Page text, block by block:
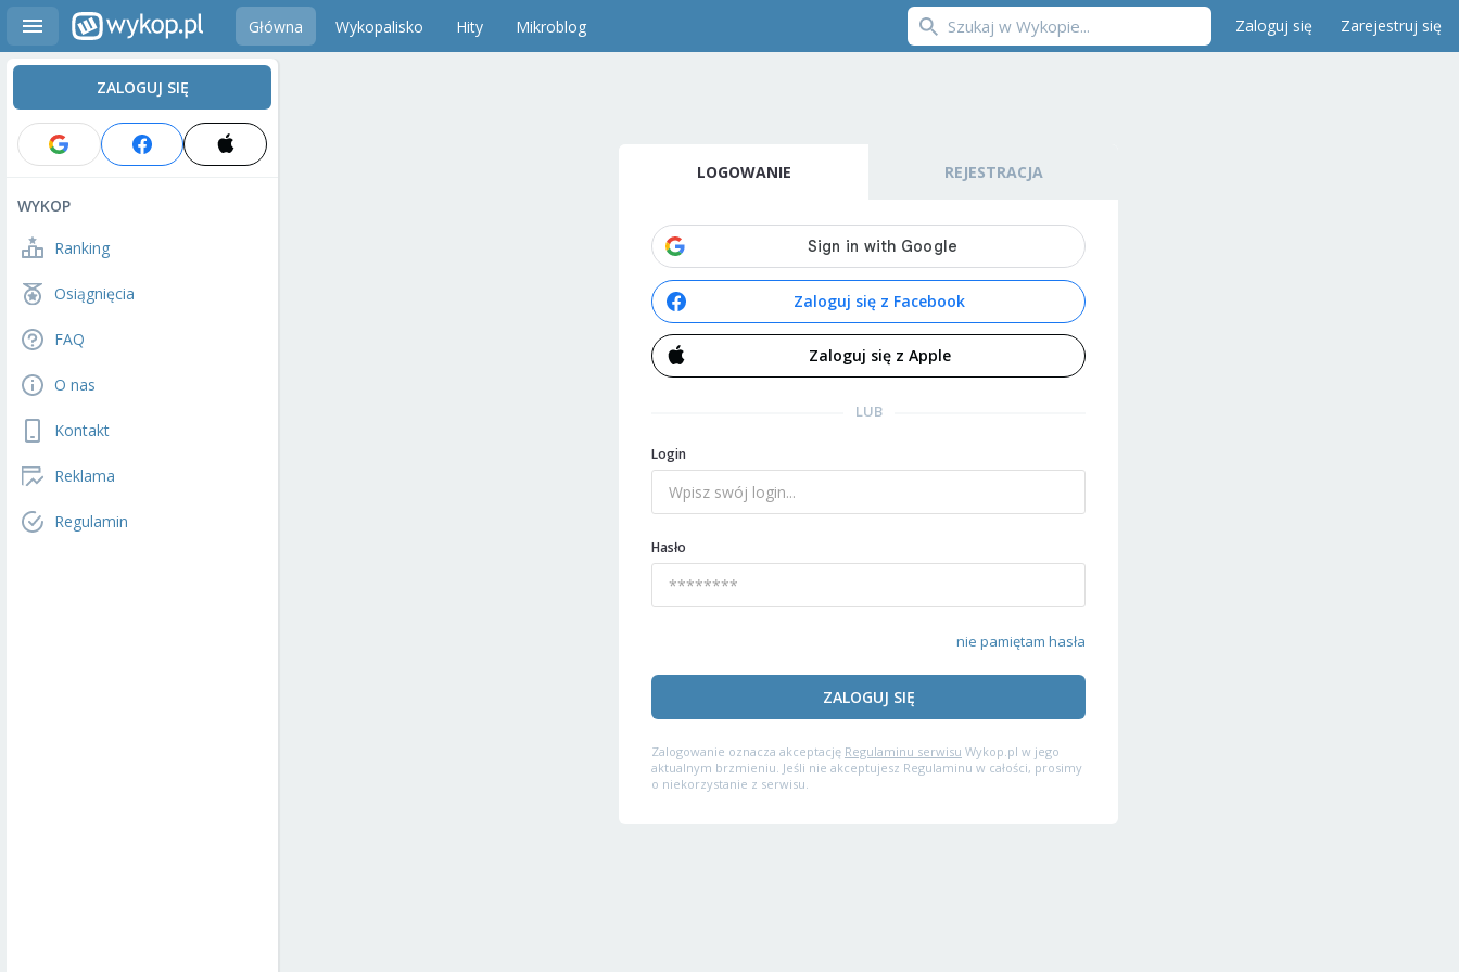
Główna Wykopalisko Hity Mikroblog Zaloguj się Zarejestruj się
ZALOGUJ SIĘ
WYKOP
Ranking
Osiągnięcia
FAQ
O nas
Kontakt
Reklama
Regulamin
LOGOWANIE REJESTRACJA
Zaloguj się z Facebook
Zaloguj się z Apple
LUB
Login
Hasło
nie pamiętam hasła
ZALOGUJ SIĘ
Zalogowanie oznacza akceptację Regulaminu serwisu Wykop.pl w jego
aktualnym brzmieniu. Jeśli nie akceptujesz Regulaminu w całości, prosimy
o niekorzystanie z serwisu.